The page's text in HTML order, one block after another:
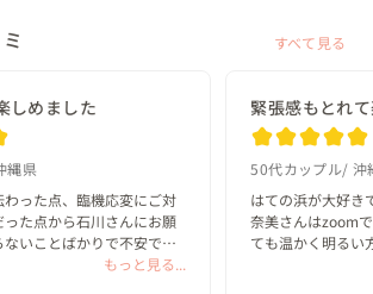
すべて見る
しめました
縄県
った点、臨機応変にご対
た点から石川さんにお願
いことばかりで不安でし
してくださり安心して当日
もっと見る...
緊張感もとれ
50代カップル 沖
はての浜が大好き
奈美さんはzoom
ても温かく明るい